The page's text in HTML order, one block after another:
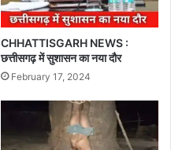
CHHATTISGARH NEWS :
छत्तीसगढ़ में सुशासन का नया दौर
February 17, 2024